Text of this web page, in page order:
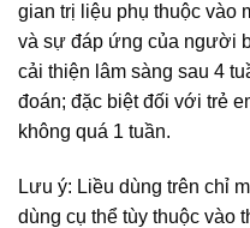
gian trị liệu phụ thuộc vào
và sự đáp ứng của người
cải thiện lâm sàng sau 4
đoán; đặc biệt đối với trẻ
không quá 1 tuần.
Lưu ý: Liều dùng trên chỉ
dùng cụ thể tùy thuộc vào